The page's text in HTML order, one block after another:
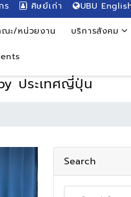
ร ศิษย์เก่า UBU
ะ/หน่วยงาน บริการสังคม
ประเทศญี่ปุ่น
Search